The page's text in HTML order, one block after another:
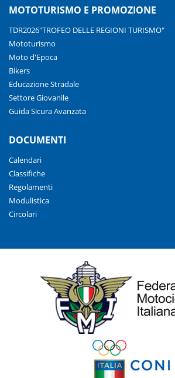
MOTOTURISMO E PROMOZIONE
TDR2026"TROFEO DELLE REGIONI TURISMO"
Mototurismo
Moto d'Epoca
Bikers
Educazione Stradale
Settore Giovanile
Guida Sicura Avanzata
DOCUMENTI
Calendari
Classifiche
Regolamenti
Modulistica
Circolari